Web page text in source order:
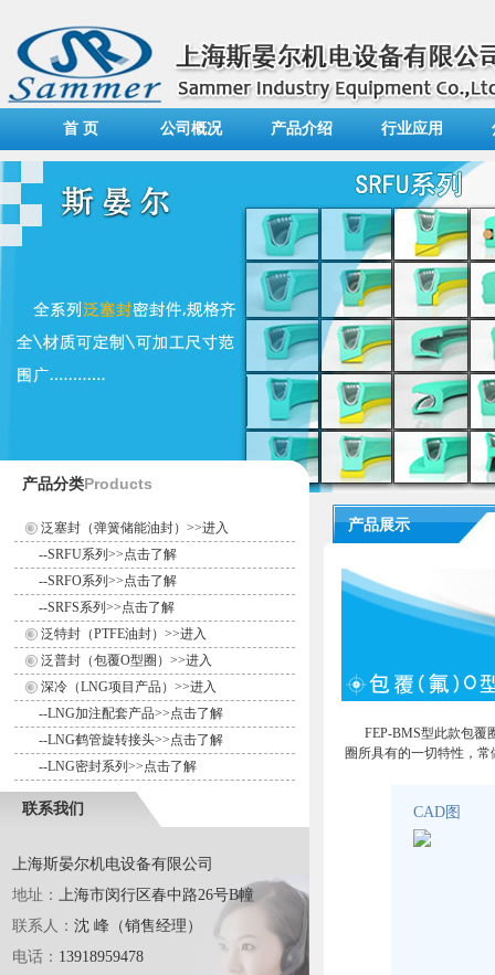
首 页 公司概况 产品介绍 行业应用
产品分类Products
泛塞封（弹簧储能油封）>>进入
--SRFU系列>>点击了解
--SRFO系列>>点击了解
--SRFS系列>>点击了解
泛特封（PTFE油封）>>进入
泛普封（包覆O型圈）>>进入
深冷（LNG项目产品）>>进入
--LNG加注配套产品>>点击了解
--LNG鹤管旋转接头>>点击了解
--LNG密封系列>>点击了解
联系我们
上海斯晏尔机电设备有限公司
地址： 上海市闵行区春中路26号B幢
联系人： 沈 峰（销售经理）
电话： 13918959478
产品展示
FEP-BMS型此款包覆
圈所具有的一切特性，
CAD图